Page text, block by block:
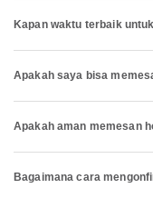
Kapan waktu terbaik
Apakah saya bisa
Apakah aman memesan
Bagaimana cara